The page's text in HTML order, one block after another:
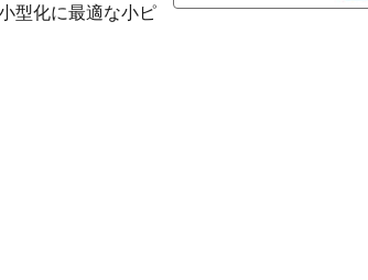
型化に最適な小ピ